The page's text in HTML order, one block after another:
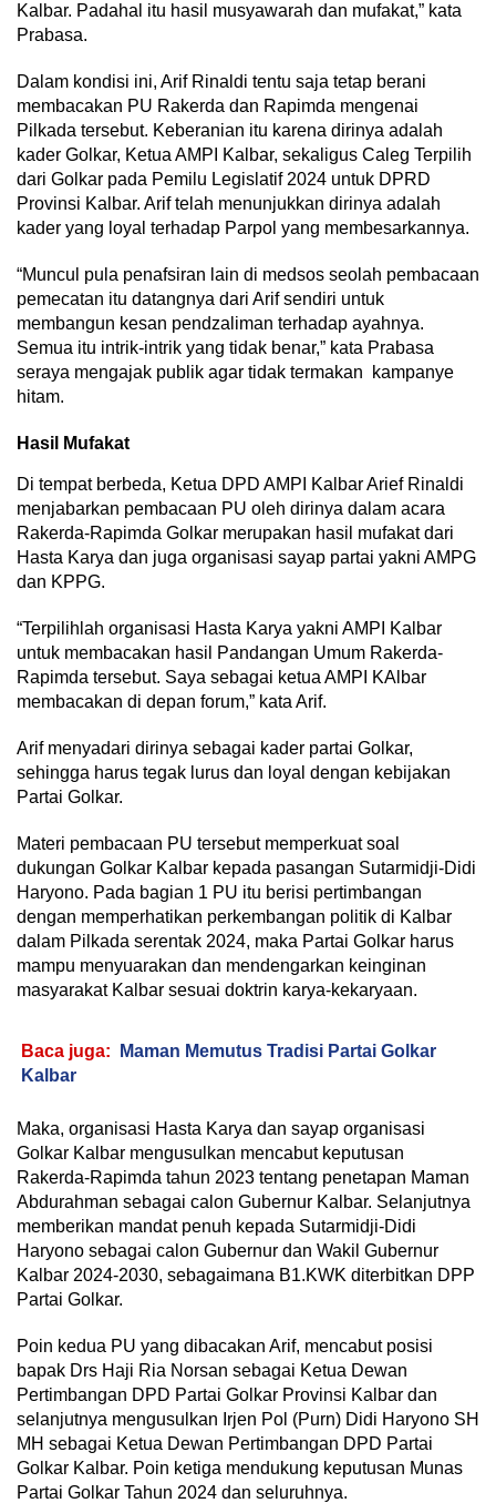
Kalbar. Padahal itu hasil musyawarah dan mufakat,” kata
Prabasa.
Dalam kondisi ini, Arif Rinaldi tentu saja tetap berani
membacakan PU Rakerda dan Rapimda mengenai
Pilkada tersebut. Keberanian itu karena dirinya adalah
kader Golkar, Ketua AMPI Kalbar, sekaligus Caleg Terpilih
dari Golkar pada Pemilu Legislatif 2024 untuk DPRD
Provinsi Kalbar. Arif telah menunjukkan dirinya adalah
kader yang loyal terhadap Parpol yang membesarkannya.
“Muncul pula penafsiran lain di medsos seolah pembacaan
pemecatan itu datangnya dari Arif sendiri untuk
membangun kesan pendzaliman terhadap ayahnya.
Semua itu intrik-intrik yang tidak benar,” kata Prabasa
seraya mengajak publik agar tidak termakan kampanye
hitam.
Hasil Mufakat
Di tempat berbeda, Ketua DPD AMPI Kalbar Arief Rinaldi
menjabarkan pembacaan PU oleh dirinya dalam acara
Rakerda-Rapimda Golkar merupakan hasil mufakat dari
Hasta Karya dan juga organisasi sayap partai yakni AMPG
dan KPPG.
“Terpilihlah organisasi Hasta Karya yakni AMPI Kalbar
untuk membacakan hasil Pandangan Umum Rakerda-
Rapimda tersebut. Saya sebagai ketua AMPI KAlbar
membacakan di depan forum,” kata Arif.
Arif menyadari dirinya sebagai kader partai Golkar,
sehingga harus tegak lurus dan loyal dengan kebijakan
Partai Golkar.
Materi pembacaan PU tersebut memperkuat soal
dukungan Golkar Kalbar kepada pasangan Sutarmidji-Didi
Haryono. Pada bagian 1 PU itu berisi pertimbangan
dengan memperhatikan perkembangan politik di Kalbar
dalam Pilkada serentak 2024, maka Partai Golkar harus
mampu menyuarakan dan mendengarkan keinginan
masyarakat Kalbar sesuai doktrin karya-kekaryaan.
Baca juga:
Maman Memutus Tradisi Partai Golkar
Kalbar
Maka, organisasi Hasta Karya dan sayap organisasi
Golkar Kalbar mengusulkan mencabut keputusan
Rakerda-Rapimda tahun 2023 tentang penetapan Maman
Abdurahman sebagai calon Gubernur Kalbar. Selanjutnya
memberikan mandat penuh kepada Sutarmidji-Didi
Haryono sebagai calon Gubernur dan Wakil Gubernur
Kalbar 2024-2030, sebagaimana B1.KWK diterbitkan DPP
Partai Golkar.
Poin kedua PU yang dibacakan Arif, mencabut posisi
bapak Drs Haji Ria Norsan sebagai Ketua Dewan
Pertimbangan DPD Partai Golkar Provinsi Kalbar dan
selanjutnya mengusulkan Irjen Pol (Purn) Didi Haryono SH
MH sebagai Ketua Dewan Pertimbangan DPD Partai
Golkar Kalbar. Poin ketiga mendukung keputusan Munas
Partai Golkar Tahun 2024 dan seluruhnya.